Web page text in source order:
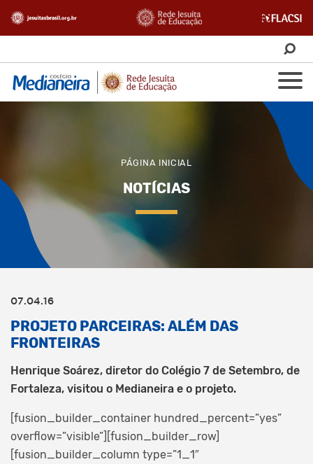
PÁGINA INICIAL
NOTÍCIAS
07.04.16
PROJETO PARCEIRAS: ALÉM DAS
FRONTEIRAS
Henrique Soárez, diretor do Colégio 7 de Setembro, de
Fortaleza, visitou o Medianeira e o projeto.
[fusion_builder_container hundred_percent=”yes”
overflow=”visible”][fusion_builder_row]
[fusion_builder_column type=”1_1″